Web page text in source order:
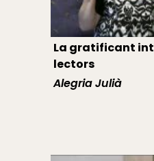
La gratificant
lectors
Alegria Julià